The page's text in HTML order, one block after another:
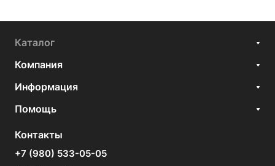
Каталог
Компания
Информация
Помощь
Контакты
+7 (980) 533-05-05